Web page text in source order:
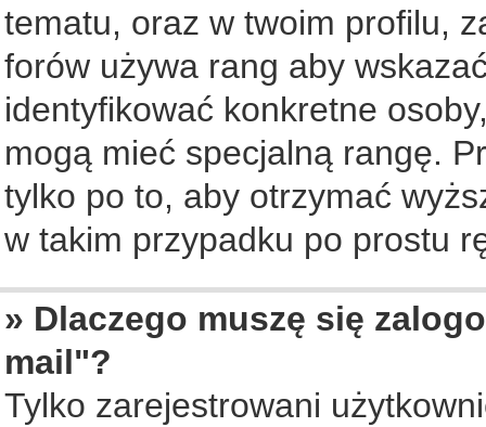
tematu, oraz w twoim profilu,
forów używa rang aby
identyfikować konkretne
mogą mieć specjalną rangę.
tylko po to, aby otrzymać
w takim przypadku po prostu
» Dlaczego muszę się
mail"?
Tylko zarejestrowani